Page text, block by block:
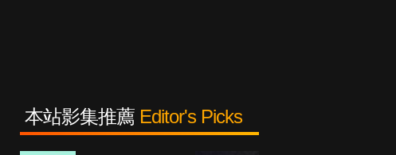
本站影集推薦 Editor's Picks